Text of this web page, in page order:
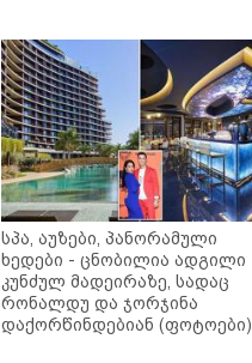
სპა, აუზები, პანორამული
ხედები - ცნობილია ადგილი
კუნძულ მადეირაზე, სადაც
რონალდუ და ჯორჯინა
დაქორწინდებიან (ფოტოები)